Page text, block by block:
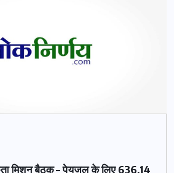
मिशन बैठक – पेयजल के लिए 636.14